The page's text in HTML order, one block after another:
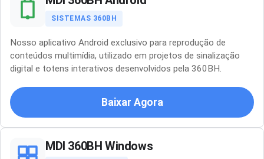
SISTEMAS 360BH
Nosso aplicativo Android exclusivo para reprodução de
conteúdos multimídia, utilizado em projetos de sinalização
digital e totens interativos desenvolvidos pela 360BH.
Baixar Agora
MDI 360BH Windows